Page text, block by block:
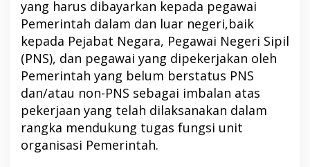
yang harus dibayarkan kepada pegawai
Pemerintah dalam dan luar negeri,baik
kepada Pejabat Negara, Pegawai Negeri Sipil
(PNS), dan pegawai yang dipekerjakan oleh
Pemerintah yang belum berstatus PNS
dan/atau non-PNS sebagai imbalan atas
pekerjaan yang telah dilaksanakan dalam
rangka mendukung tugas fungsi unit
organisasi Pemerintah.